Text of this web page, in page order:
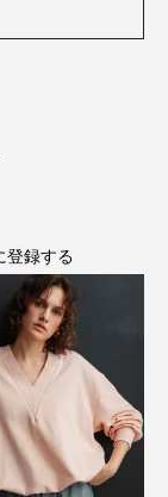
登録する